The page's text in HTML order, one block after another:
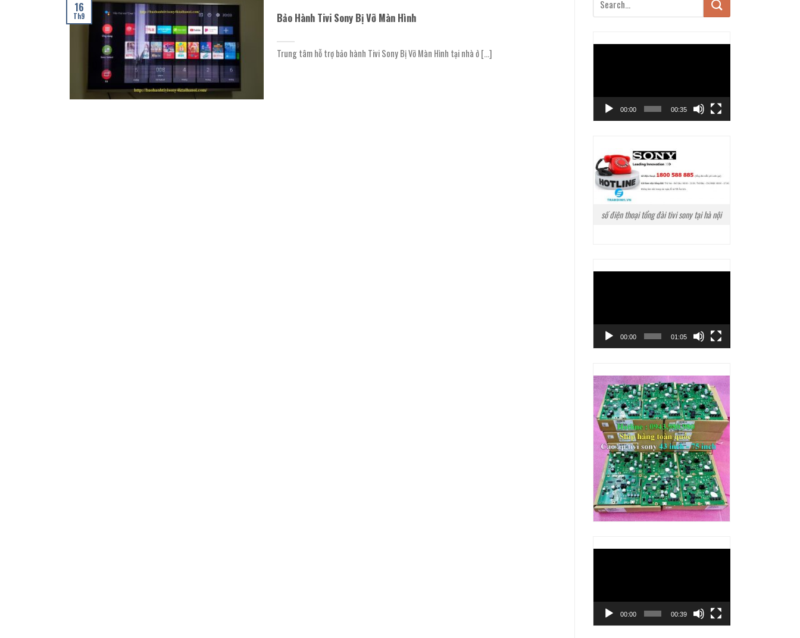
Bảo Hành Tivi Sony Bị Vỡ Màn Hình
Trung tâm hỗ trợ bảo hành Tivi Sony Bị Vỡ Màn Hình tại nhà ở [...]
16
Th9
00:00 00:35
số điện thoại tổng đài tivi sony tại hà nội
00:00 01:05
00:00 00:39